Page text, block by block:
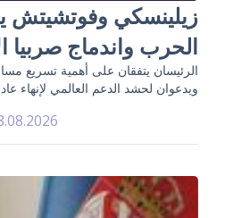
زيلينسكي وفوتشيتش
الحرب واندماج صربيا
الرئيسان يتفقان على أهمية تسريع
ويدعوان لحشد الدعم العالمي لإنهاء